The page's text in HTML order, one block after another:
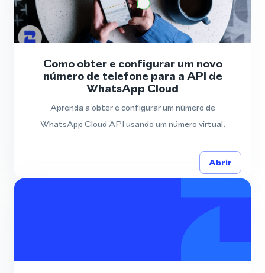
Como obter e configurar um novo
número de telefone para a API de
WhatsApp Cloud
Aprenda a obter e configurar um número de
WhatsApp Cloud API usando um número virtual.
Abrir